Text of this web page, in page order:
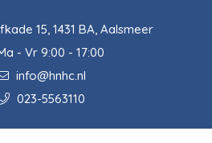
15, 1431 BA, Aalsmeer
- Vr 9:00 - 17:00
info@hnhc.nl
023-5563110